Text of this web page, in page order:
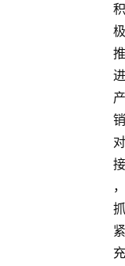
积
极
推
进
产
销
对
接
，
抓
紧
充